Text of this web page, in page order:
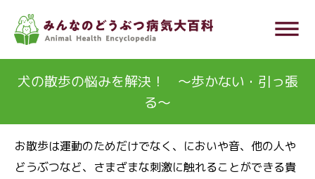
dehaze
犬の散歩の悩みを解決！ ～歩かない・引っ張
る～
お散歩は運動のためだけでなく、においや音、他の人や
どうぶつなど、さまざまな刺激に触れることができる貴